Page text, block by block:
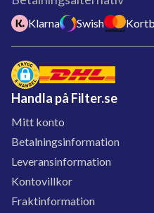
Klarna Swish
Handla på Filter.se
Mitt konto
Betalningsinformation
Leveransinformation
Kontovillkor
Fraktinformation